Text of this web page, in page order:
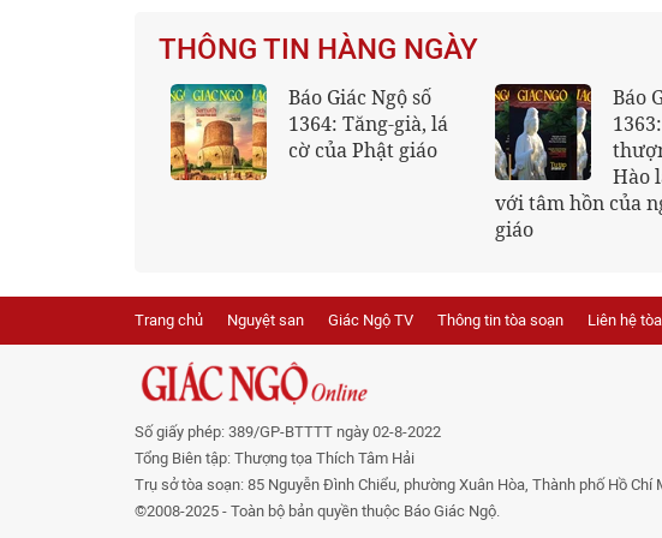
THÔNG TIN HÀNG NGÀY
Đạo tràng chùa
Phổ Quang khai
kinh, lạy Ngũ bách
Phật
Trang chủ Nguyệt san Giác Ngộ TV Thông tin tòa soạn Liên hệ
Số giấy phép: 389/GP-BTTTT ngày 02-8-2022
Tổng Biên tập: Thượng tọa Thích Tâm Hải
Trụ sở tòa soạn: 85 Nguyễn Đình Chiểu, phường Xuân Hòa, Thành phố Hồ Chí
©2008-2025 - Toàn bộ bản quyền thuộc Báo Giác Ngộ.